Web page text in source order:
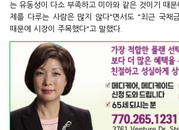
는 유동성이 다소 부족하고 미아와 같은 것이기 때
제를 다루는 사람은 많지 않다"면서도 "최근 국채
때문에 시장이 주목했다"고 말했다.